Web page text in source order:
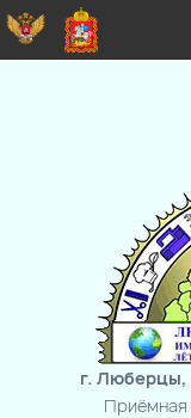
г. Люберцы,
Приёмная